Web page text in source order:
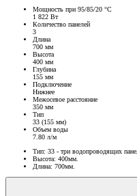
Мощность при 95/85/20 °C
1 822 Вт
Количество панелей
3
Длина
700 мм
Высота
400 мм
Глубина
155 мм
Подключение
Нижнее
Межосевое расстояние
350 мм
Тип
33 (155 мм)
Объем воды
7.80 л/м
Тип: 33 - три водопроводящих
Высота: 400мм.
Длина: 700мм.